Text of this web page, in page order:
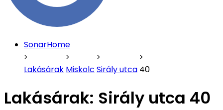
SonarHome
Lakásárak Miskolc Sirály utca 40
Lakásárak: Sirály utca 40